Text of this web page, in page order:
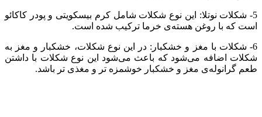
5- شکلات نوتلا: این نوع شکلات شامل کرم بیسکویتی و پودر کاکائو
است که با روغن هسته‌ی خرما ترکیب شده است.
6- شکلات با مغز و خشکبار: در این نوع شکلات، خشکبار و مغز به
شکلات اضافه می‌شود که باعث می‌شود این نوع شکلات با داشتن
طعم گرانوله‌ی مغز و خشکبار خوشمزه تر و مغذی تر باشد.